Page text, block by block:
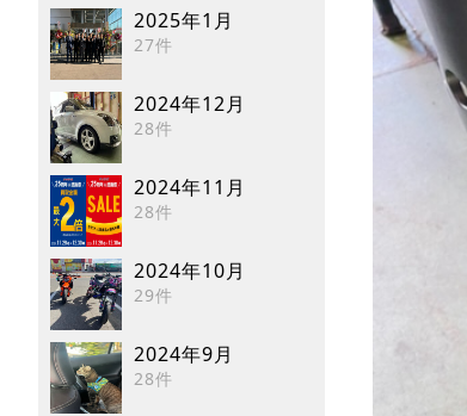
2025年1月
27件
2024年12月
28件
2024年11月
28件
2024年10月
29件
2024年9月
28件